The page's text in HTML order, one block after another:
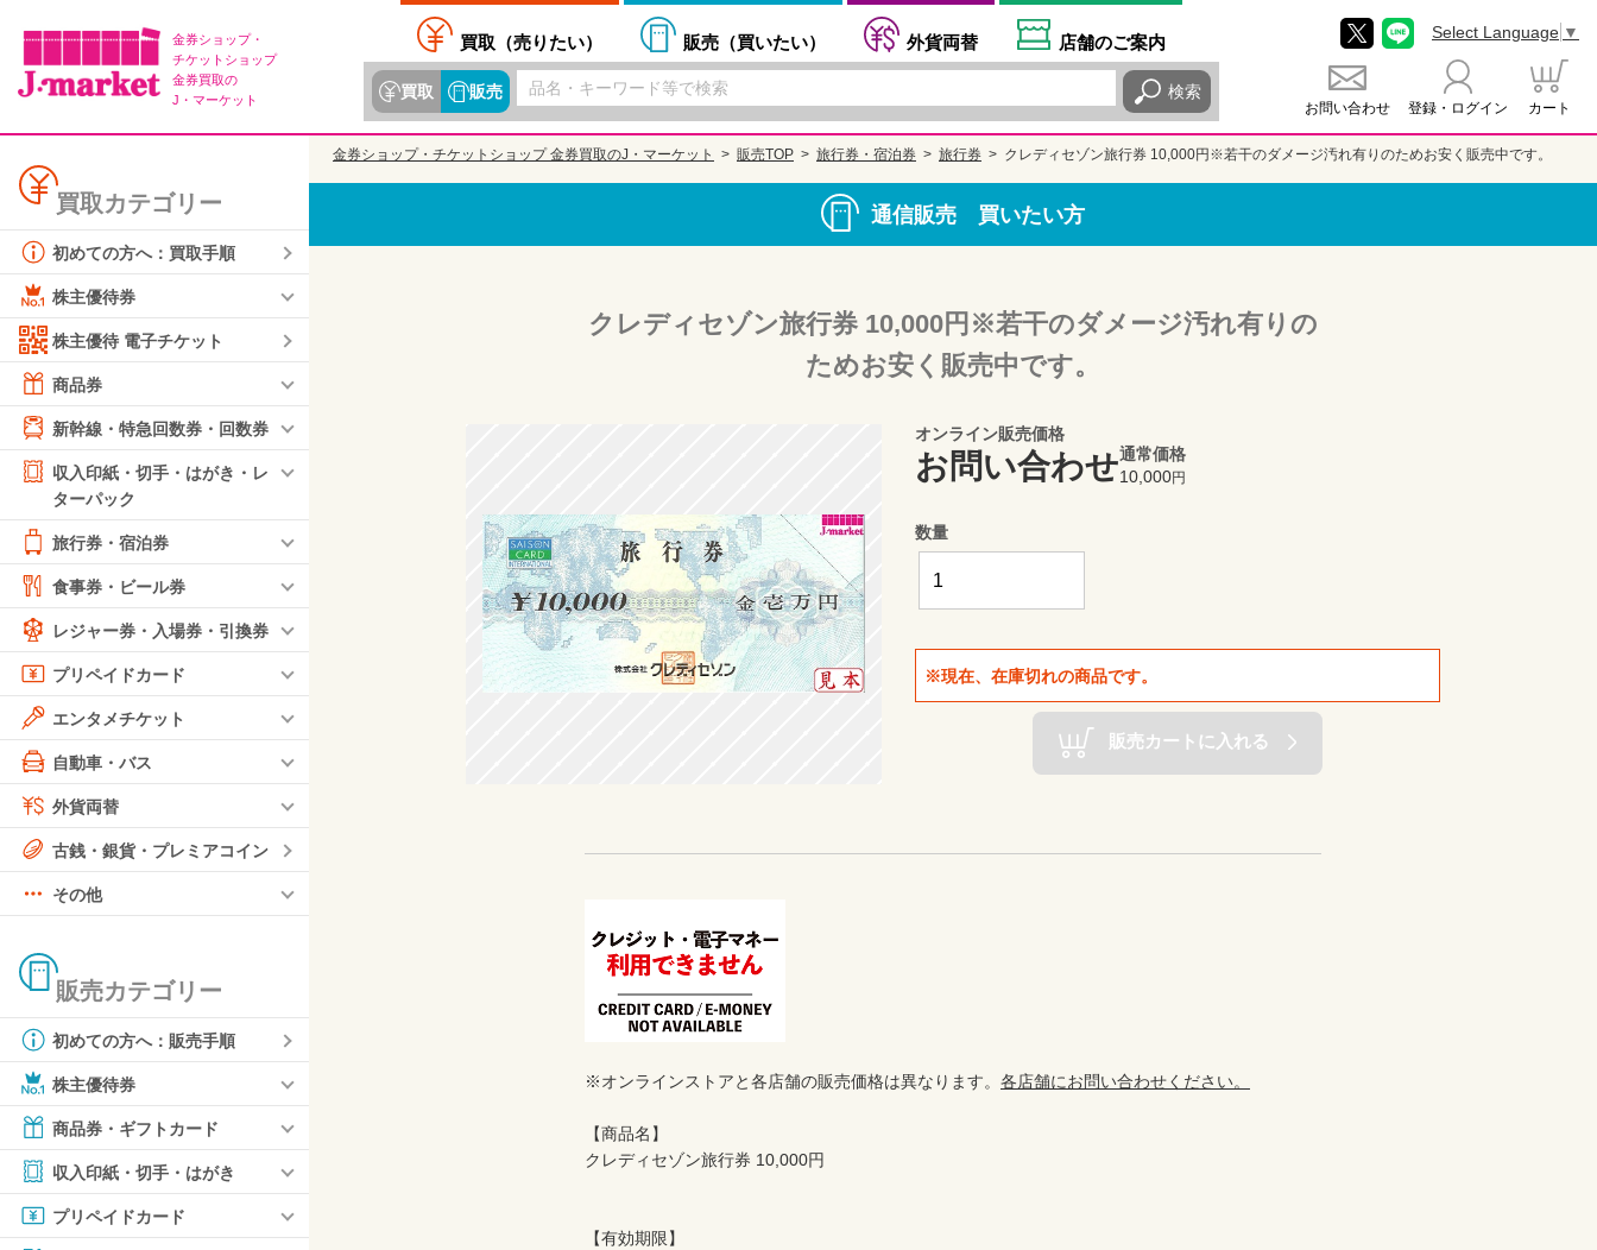
金券ショップ・
チケットショップ
金券買取の
J・マーケット
買取（売りたい） 販売（買いたい） 外貨両替 店舗のご案内
買取 販売 検索
お問い合わせ 登録・ログイン カート
Select Language ▼
買取カテゴリー
初めての方へ：買取手順
株主優待券
株主優待 電子チケット
商品券
新幹線・特急回数券・回数券
収入印紙・切手・はがき・レ
ターパック
旅行券・宿泊券
食事券・ビール券
レジャー券・入場券・引換券
プリペイドカード
エンタメチケット
自動車・バス
外貨両替
古銭・銀貨・プレミアコイン
その他
販売カテゴリー
初めての方へ：販売手順
株主優待券
商品券・ギフトカード
収入印紙・切手・はがき
プリペイドカード
金券ショップ・チケットショップ 金券買取のJ・マーケット 販売TOP 旅行券・宿泊券 旅行券 クレディセゾン旅行券 10,000円※若干のダメージ汚れ有りのためお安く販売中です。
通信販売 買いたい方
クレディセゾン旅行券 10,000円※若干のダメージ汚れ有りの
ためお安く販売中です。
オンライン販売価格
お問い合わせ通常価格
10,000円
数量
※現在、在庫切れの商品です。
販売カートに入れる
※オンラインストアと各店舗の販売価格は異なります。 各店舗にお問い合わせください。
【商品名】
クレディセゾン旅行券 10,000円
【有効期限】